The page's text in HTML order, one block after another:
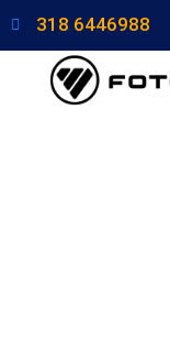
318 6446988